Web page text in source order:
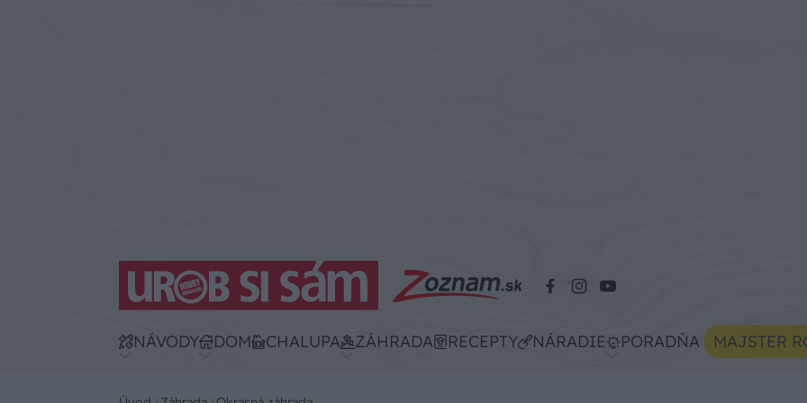
NÁVODY DOM CHALUPA ZÁHRADA RECEPTY NÁRADIE PORADŇA MAJSTER